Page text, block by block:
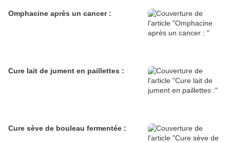
Omphacine après un cancer :
Cure lait de jument en paillettes :
Cure sève de bouleau fermentée :